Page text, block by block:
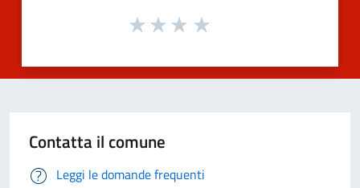
Contatta il comune
Leggi le domande frequenti